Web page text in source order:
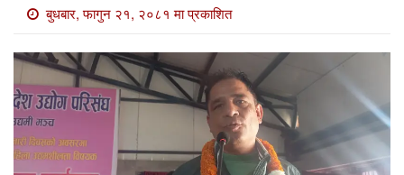
विविध
बुधबार, फागुन २१, २०८१ मा प्रकाशित